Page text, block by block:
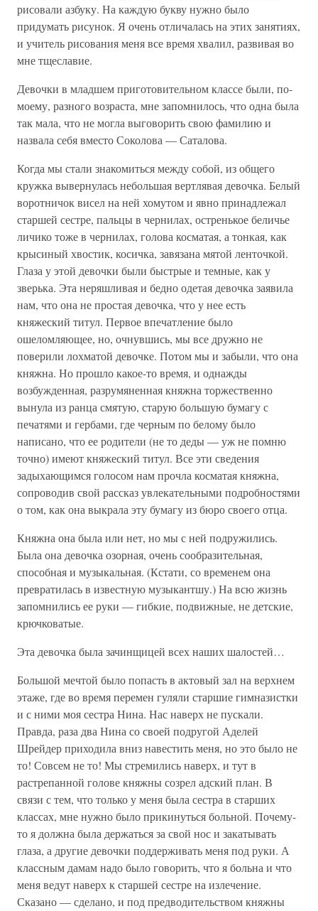
рисовали азбуку. На каждую букву нужно было
придумать рисунок. Я очень отличалась на этих занятиях,
и учитель рисования меня все время хвалил, развивая во
мне тщеславие.
Девочки в младшем приготовительном классе были, по-
моему, разного возраста, мне запомнилось, что одна была
так мала, что не могла выговорить свою фамилию и
назвала себя вместо Соколова — Саталова.
Когда мы стали знакомиться между собой, из общего
кружка вывернулась небольшая вертлявая девочка. Белый
воротничок висел на ней хомутом и явно принадлежал
старшей сестре, пальцы в чернилах, остренькое беличье
личико тоже в чернилах, голова косматая, а тонкая, как
крысиный хвостик, косичка, завязана мятой ленточкой.
Глаза у этой девочки были быстрые и темные, как у
зверька. Эта неряшливая и бедно одетая девочка заявила
нам, что она не простая девочка, что у нее есть
княжеский титул. Первое впечатление было
ошеломляющее, но, очнувшись, мы все дружно не
поверили лохматой девочке. Потом мы и забыли, что она
княжна. Но прошло какое-то время, и однажды
возбужденная, разрумяненная княжна торжественно
вынула из ранца смятую, старую большую бумагу с
печатями и гербами, где черным по белому было
написано, что ее родители (не то деды — уж не помню
точно) имеют княжеский титул. Все эти сведения
задыхающимся голосом нам прочла косматая княжна,
сопроводив свой рассказ увлекательными подробностями
о том, как она выкрала эту бумагу из бюро своего отца.
Княжна она была или нет, но мы с ней подружились.
Была она девочка озорная, очень сообразительная,
способная и музыкальная. (Кстати, со временем она
превратилась в известную музыкантшу.) На всю жизнь
запомнились ее руки — гибкие, подвижные, не детские,
крючковатые.
Эта девочка была зачинщицей всех наших шалостей…
Большой мечтой было попасть в актовый зал на верхнем
этаже, где во время перемен гуляли старшие гимназистки
и с ними моя сестра Нина. Нас наверх не пускали.
Правда, раза два Нина со своей подругой Аделей
Шрейдер приходила вниз навестить меня, но это было не
то! Совсем не то! Мы стремились наверх, и тут в
растрепанной голове княжны созрел адский план. В
связи с тем, что только у меня была сестра в старших
классах, мне нужно было прикинуться больной. Почему-
то я должна была держаться за свой нос и закатывать
глаза, а другие девочки поддерживать меня под руки. А
классным дамам надо было говорить, что я больна и что
меня ведут наверх к старшей сестре на излечение.
Сказано — сделано, и под предводительством княжны